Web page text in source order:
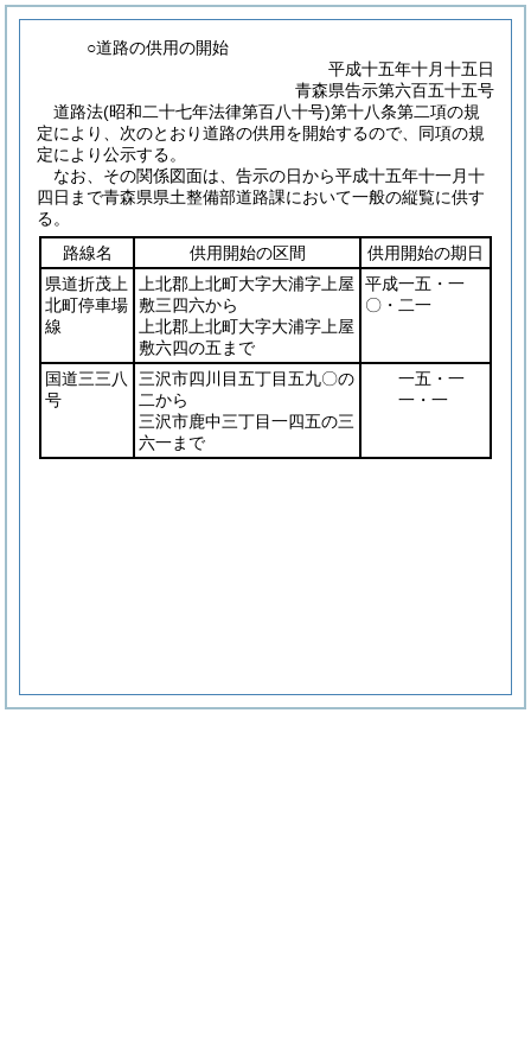
○道路の供用の開始
平成十五年十月十五日
青森県告示第六百五十五号
道路法(昭和二十七年法律第百八十号)第十八条第二項の規
定により、次のとおり道路の供用を開始するので、同項の規
定により公示する。
なお、その関係図面は、告示の日から平成十五年十一月十
四日まで青森県県土整備部道路課において一般の縦覧に供す
る。
路線名
供用開始の区間
供用開始の期日
県道折茂上
北町停車場
線
上北郡上北町大字大浦字上屋
敷三四六から
上北郡上北町大字大浦字上屋
敷六四の五まで
平成一五・一
〇・二一
国道三三八
号
三沢市四川目五丁目五九〇の
二から
三沢市鹿中三丁目一四五の三
六一まで
一五・一
一・一